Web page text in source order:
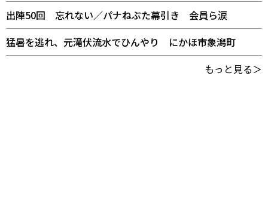
出陣50回 忘れない／パナねぶた幕引き 会員ら涙
猛暑を逃れ、元滝伏流水でひんやり にかほ市象潟町
もっと見る＞